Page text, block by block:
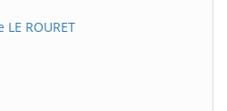
ROURET